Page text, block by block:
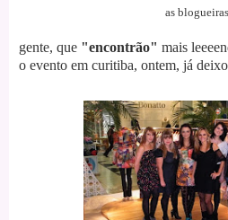
as
gente, que "encontrão" mais
o evento em curitiba, ontem, já